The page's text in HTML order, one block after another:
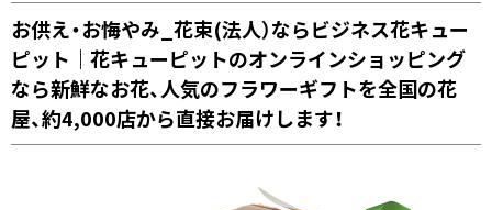
お供え・お悔やみ_花束(法人）ならビジネス花キュー
ピット｜花キューピットのオンラインショッピング
なら新鮮なお花、人気のフラワーギフトを全国の花
屋、約4,000店から直接お届けします！